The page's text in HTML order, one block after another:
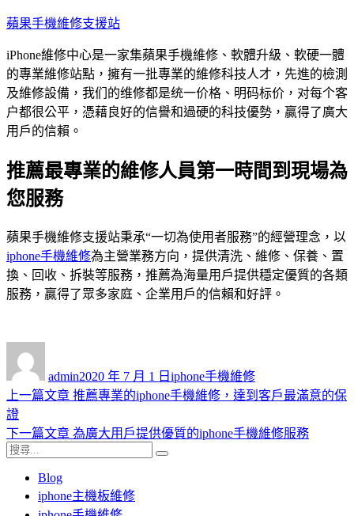
跳
主
要
內
容
蘋果手機維修支援站
iPhone維修中心是一家集蘋果手機維修、軟體升級、軟硬一體
的專業維修站點，擁有一批專業的維修科技人才，先進的檢測
及維修設備，我们的维修都是统一价格、明码标价，对每个客
户都很公平，憑藉良好的信譽和過硬的科技優勢，贏得了廣大
用戶的信賴。
推薦最專業的維修人員第一時間到現場為
您服務
蘋果手機維修支援站秉承“一切為使用者服務”的經營理念，以
iphone手機維修為主營業務方向，提供清洗、維修、保養、置
換、回收、拆裝等服務，推薦為海量用戶提供穩定優質的各類
服務，贏得了眾多家庭、企業用戶的信賴和好評。
admin佈
日
2020 年 7 月 1 日 類
iphone手機維修
文
章
導
上一篇文章 上
篇
推薦專業的iphone手機維修，達到客戶最滿意的保
證
下一篇文章 下
文
章:
為廣大用戶提供優質的iphone手機維修服務
搜
Blog
iphone主機板維修